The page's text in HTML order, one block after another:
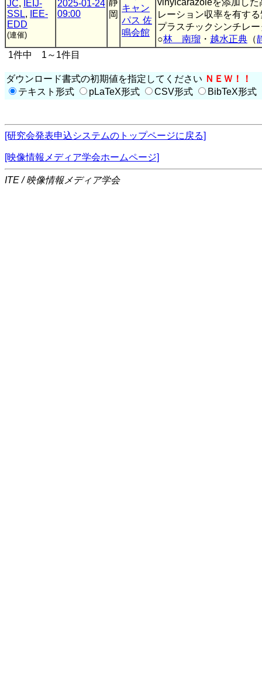
JC,
IEIJ-
SSL,
IEE-
EDD
(連催)
2025-01-24
09:00
静
岡
キャン
パス 佐
鳴会館
vinylcarazoleを添加した
レーション収率を有す
プラスチックシンチレ
○林 南瑠 ・ 越水正典 （
1件中 1～1件目
ダウンロード書式の初期値を指定してください ＮＥＷ！！
テキスト形式
pLaTeX形式 CSV形式 BibTeX形式
[研究会発表申込システムのトップページに戻る]
[映像情報メディア学会ホームページ]
ITE / 映像情報メディア学会